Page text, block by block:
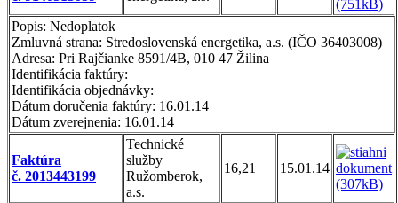
Popis: Nedoplatok
Zmluvná strana: Stredoslovenská energetika, a.s. (IČO 36403008)
Adresa: Pri Rajčianke 8591/4B, 010 47 Žilina
Identifikácia faktúry:
Identifikácia objednávky:
Dátum doručenia faktúry: 16.01.14
Dátum zverejnenia: 16.01.14
Faktúra
č. 2013443199
Technické
služby
Ružomberok,
a.s.
16,21 15.01.14